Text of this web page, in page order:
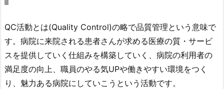
QC活動とは(Quality Control)の略で品質管理という意味で
す。病院に来院される患者さんが求める医療の質・サービ
スを提供していく仕組みを構築していく、病院の利用者の
満足度の向上、職員のやる気UPや働きやすい環境をつく
り、魅力ある病院にしていこうという活動です。